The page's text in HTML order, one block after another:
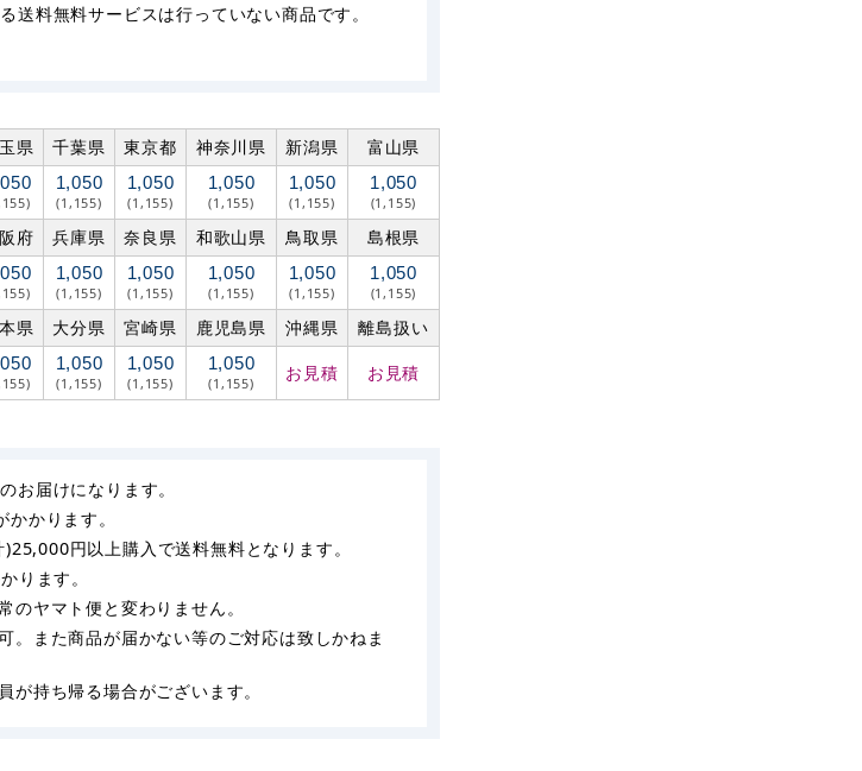
送料無料サービスは行っていない商品です。
県 千葉県 東京都 神奈川県 新潟県 富山県
1,050
(1,155)
1,050
(1,155)
1,050
(1,155)
1,050
(1,155)
1,050
(1,155)
府 兵庫県 奈良県 和歌山県 鳥取県 島根県
1,050
(1,155)
1,050
(1,155)
1,050
(1,155)
1,050
(1,155)
1,050
(1,155)
県 大分県 宮崎県 鹿児島県 沖縄県 離島扱い
1,050
(1,155)
1,050
(1,155)
1,050
(1,155) お見積 お見積
お届けになります。
かります。
円以上購入で送料無料となります。
ります。
ヤマト便と変わりません。
。また商品が届かない等のご対応は致しかねま
持ち帰る場合がございます。